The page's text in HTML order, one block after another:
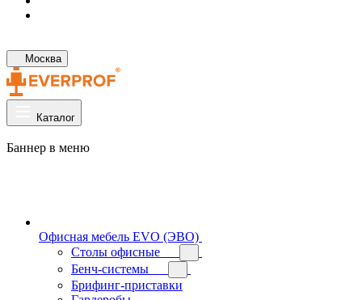
Москва
Каталог
Баннер в меню
Офисная мебель EVO (ЭВО)
Cтолы офисные
Бенч-системы
Брифинг-приставки